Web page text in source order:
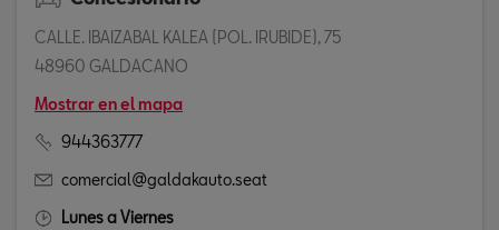
CALLE. IBAIZABAL KALEA (POL. IRUBIDE), 75
48960 GALDACANO
Mostrar en el mapa
944363777
comercial@galdakauto.seat
Lunes a Viernes